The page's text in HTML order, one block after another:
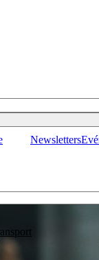
Newsletters